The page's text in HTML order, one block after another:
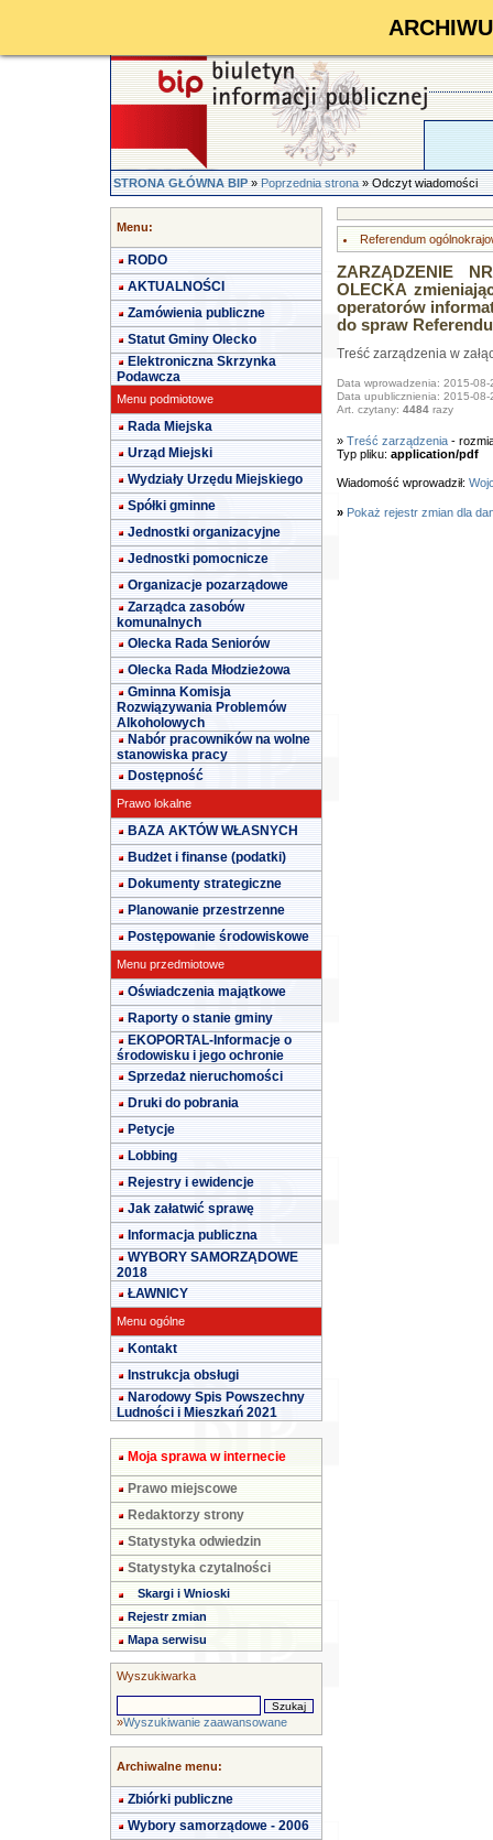
STRONA GŁÓWNA BIP»Poprzednia strona» Odczyt wiadomości
Menu:
RODO
AKTUALNOŚCI
Zamówienia publiczne
Statut Gminy Olecko
Elektroniczna Skrzynka
Podawcza
Menu podmiotowe
Rada Miejska
Urząd Miejski
Wydziały Urzędu Miejskiego
Spółki gminne
Jednostki organizacyjne
Jednostki pomocnicze
Organizacje pozarządowe
Zarządca zasobów
komunalnych
Olecka Rada Seniorów
Olecka Rada Młodzieżowa
Gminna Komisja
Rozwiązywania Problemów
Alkoholowych
Nabór pracowników na wolne
stanowiska pracy
Dostępność
Prawo lokalne
BAZA AKTÓW WŁASNYCH
Budżet i finanse (podatki)
Dokumenty strategiczne
Planowanie przestrzenne
Postępowanie środowiskowe
Menu przedmiotowe
Oświadczenia majątkowe
Raporty o stanie gminy
EKOPORTAL-Informacje o
środowisku i jego ochronie
Sprzedaż nieruchomości
Druki do pobrania
Petycje
Lobbing
Rejestry i ewidencje
Jak załatwić sprawę
Informacja publiczna
WYBORY SAMORZĄDOWE
2018
ŁAWNICY
Menu ogólne
Kontakt
Instrukcja obsługi
Narodowy Spis Powszechny
Ludności i Mieszkań 2021
Moja sprawa w internecie
Prawo miejscowe
Redaktorzy strony
Statystyka odwiedzin
Statystyka czytalności
Skargi i Wnioski
Rejestr zmian
Mapa serwisu
Wyszukiwarka
»Wyszukiwanie zaawansowane
Archiwalne menu:
Zbiórki publiczne
Wybory samorządowe - 2006
Referendum
ZARZĄDZENIE
OLECKA
operatorów
do spraw
Treść zarządzenia w
Data wprowadzenia: 2015-08-
Data upublicznienia: 2015-08-
Art. czytany: 4484razy
» Treść zarządzenia-
Typ pliku: application/pdf
Wiadomość wprowadził:
» Pokaż rejestr zmian dla